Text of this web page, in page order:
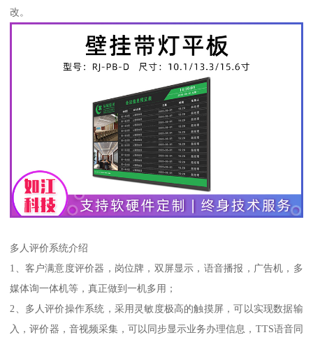
改。
多人评价系统介绍
1、客户满意度评价器，岗位牌，双屏显示，语音播报，广告机，多
媒体询一体机等，真正做到一机多用；
2、多人评价操作系统，采用灵敏度极高的触摸屏，可以实现数据输
入，评价器，音视频采集，可以同步显示业务办理信息，TTS语音同